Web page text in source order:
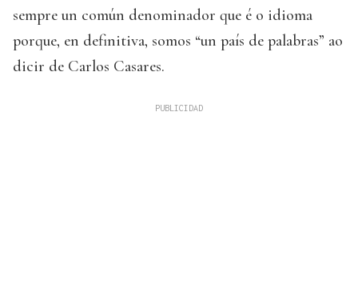
sempre un común denominador que é o idioma
porque, en definitiva, somos “un país de palabras” ao
dicir de Carlos Casares.